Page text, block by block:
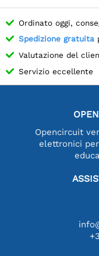
Ordinato oggi,
Spedizione gratuita
Valutazione del
Servizio eccellente
Opencircuit
elettronici